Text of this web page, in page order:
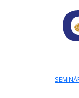
Skip to main